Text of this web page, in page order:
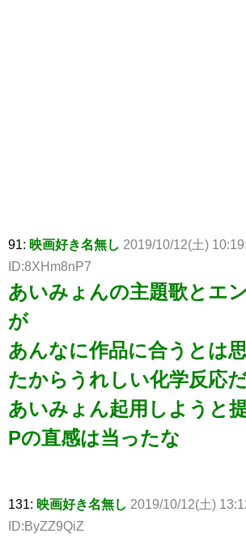
91: 映画好き名無し 2019/10/12(土)
ID:8XHm8nP7
あいみょんの主題歌とエ
が
あんなに作品に合うとは
たからうれしい化学反応
あいみょん起用しようと
Pの直感は当ったな
131: 映画好き名無し 2019/10/12(土)
ID:ByZZ9QiZ